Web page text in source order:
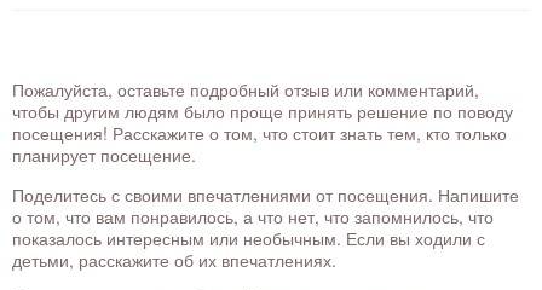
Пожалуйста, оставьте подробный отзыв или комментарий,
чтобы другим людям было проще принять решение по поводу
посещения! Расскажите о том, что стоит знать тем, кто только
планирует посещение.
Поделитесь с своими впечатлениями от посещения. Напишите
о том, что вам понравилось, а что нет, что запомнилось, что
показалось интересным или необычным. Если вы ходили с
детьми, расскажите об их впечатлениях.